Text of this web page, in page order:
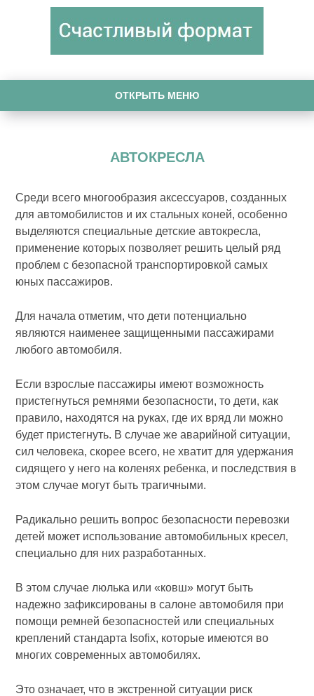
ОТКРЫТЬ МЕНЮ
АВТОКРЕСЛА
Среди всего многообразия аксессуаров, созданных
для автомобилистов и их стальных коней, особенно
выделяются специальные детские автокресла,
применение которых позволяет решить целый ряд
проблем с безопасной транспортировкой самых
юных пассажиров.
Для начала отметим, что дети потенциально
являются наименее защищенными пассажирами
любого автомобиля.
Если взрослые пассажиры имеют возможность
пристегнуться ремнями безопасности, то дети, как
правило, находятся на руках, где их вряд ли можно
будет пристегнуть. В случае же аварийной ситуации,
сил человека, скорее всего, не хватит для удержания
сидящего у него на коленях ребенка, и последствия в
этом случае могут быть трагичными.
Радикально решить вопрос безопасности перевозки
детей может использование автомобильных кресел,
специально для них разработанных.
В этом случае люлька или «ковш» могут быть
надежно зафиксированы в салоне автомобиля при
помощи ремней безопасностей или специальных
креплений стандарта Isofix, которые имеются во
многих современных автомобилях.
Это означает, что в экстренной ситуации риск